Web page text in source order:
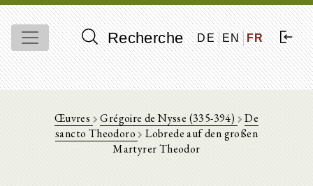
Recherche DE EN FR
Œuvres Grégoire de Nysse (335-394)
De
sancto Theodoro Lobrede auf den großen
Martyrer Theodor